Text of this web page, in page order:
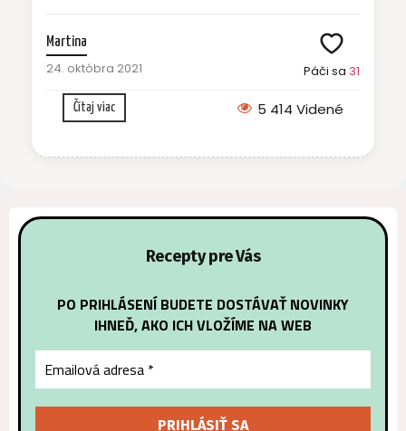
Martina
24. októbra 2021 Páči sa 31
Čítaj viac 5 414 Videné
Recepty pre Vás
PO PRIHLÁSENÍ BUDETE DOSTÁVAŤ NOVINKY
IHNEĎ, AKO ICH VLOŽÍME NA WEB